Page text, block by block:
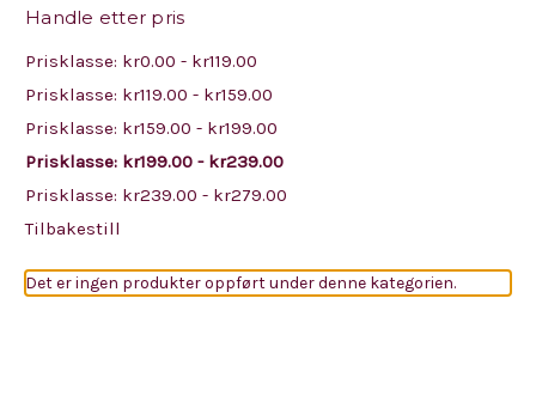
Handle etter pris
Prisklasse: kr0.00 - kr119.00
Prisklasse: kr119.00 - kr159.00
Prisklasse: kr159.00 - kr199.00
Prisklasse: kr199.00 - kr239.00
Prisklasse: kr239.00 - kr279.00
Tilbakestill
Det er ingen produkter oppført under denne kategorien.